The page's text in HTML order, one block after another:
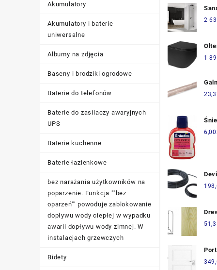
Akumulatory
Akumulatory i baterie
uniwersalne
Albumy na zdjęcia
Baseny i brodziki ogrodowe
Baterie do telefonów
Baterie do zasilaczy awaryjnych
UPS
Baterie kuchenne
Baterie łazienkowe
bez narażania użytkowników na
poparzenie. Funkcja ""bez
oparzeń"" powoduje zablokowanie
dopływu wody ciepłej w wypadku
awarii dopływu wody zimnej. W
instalacjach grzewczych
Bidety
2
1
6,00